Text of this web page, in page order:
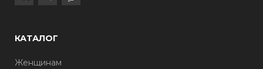
КАТАЛОГ
Женщинам